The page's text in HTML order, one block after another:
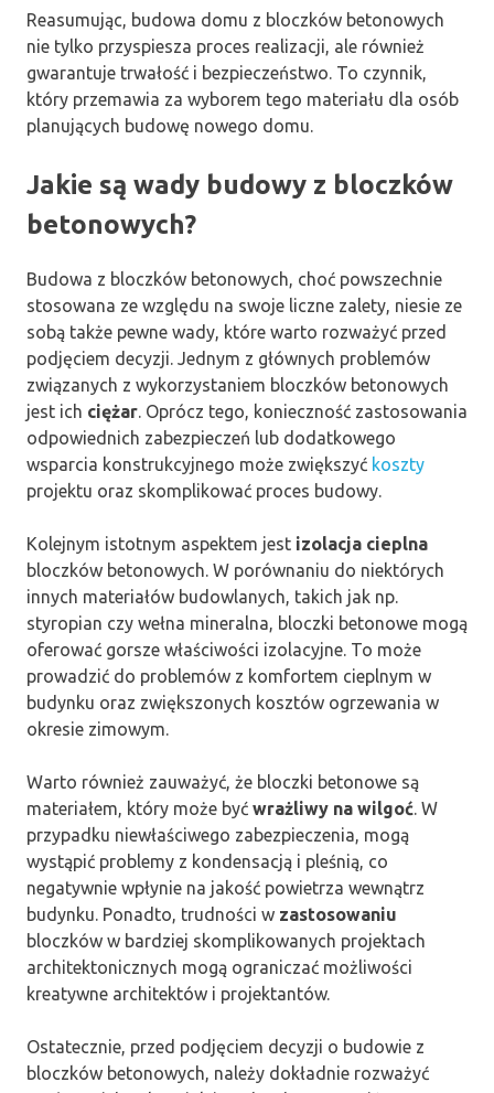
Reasumując, budowa domu z bloczków betonowych
nie tylko przyspiesza proces realizacji, ale również
gwarantuje trwałość i bezpieczeństwo. To czynnik,
który przemawia za wyborem tego materiału dla osób
planujących budowę nowego domu.
Jakie są wady budowy z bloczków
betonowych?
Budowa z bloczków betonowych, choć powszechnie
stosowana ze względu na swoje liczne zalety, niesie ze
sobą także pewne wady, które warto rozważyć przed
podjęciem decyzji. Jednym z głównych problemów
związanych z wykorzystaniem bloczków betonowych
jest ich ciężar. Oprócz tego, konieczność zastosowania
odpowiednich zabezpieczeń lub dodatkowego
wsparcia konstrukcyjnego może zwiększyć koszty
projektu oraz skomplikować proces budowy.
Kolejnym istotnym aspektem jest izolacja cieplna
bloczków betonowych. W porównaniu do niektórych
innych materiałów budowlanych, takich jak np.
styropian czy wełna mineralna, bloczki betonowe mogą
oferować gorsze właściwości izolacyjne. To może
prowadzić do problemów z komfortem cieplnym w
budynku oraz zwiększonych kosztów ogrzewania w
okresie zimowym.
Warto również zauważyć, że bloczki betonowe są
materiałem, który może być wrażliwy na wilgoć. W
przypadku niewłaściwego zabezpieczenia, mogą
wystąpić problemy z kondensacją i pleśnią, co
negatywnie wpłynie na jakość powietrza wewnątrz
budynku. Ponadto, trudności w zastosowaniu
bloczków w bardziej skomplikowanych projektach
architektonicznych mogą ograniczać możliwości
kreatywne architektów i projektantów.
Ostatecznie, przed podjęciem decyzji o budowie z
bloczków betonowych, należy dokładnie rozważyć